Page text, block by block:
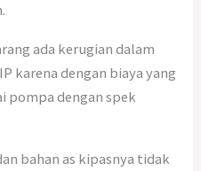
ada kerugian dalam
karena dengan biaya yang
pompa dengan spek
bahan as kipasnya tidak